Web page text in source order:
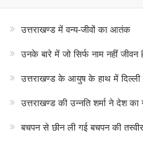
उत्तराखण्ड में वन्य-जीवों का आतंक
उनके बारे में जो सिर्फ नाम नहीं जीवन
उत्तराखण्ड के आयुष के हाथ में दिल्ली
उत्तराखण्ड की उन्नति शर्मा ने देश
बचपन से छीन ली गई बचपन की तस्वीर